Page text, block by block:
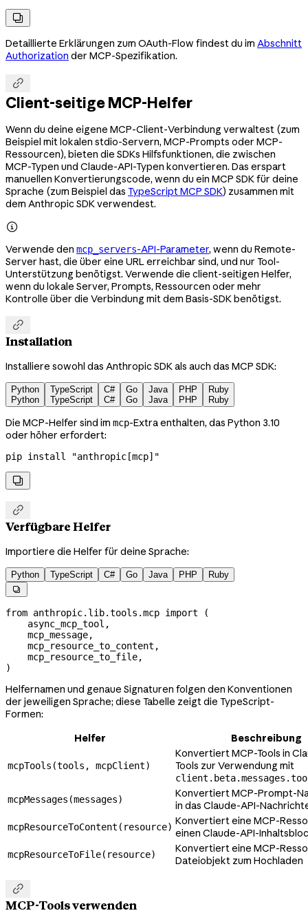

Detaillierte Erklärungen zum OAuth-Flow findest du im Abschnitt
Authorization der MCP-Spezifikation.

Client-seitige MCP-Helfer
Wenn du deine eigene MCP-Client-Verbindung verwaltest (zum
Beispiel mit lokalen stdio-Servern, MCP-Prompts oder MCP-
Ressourcen), bieten die SDKs Hilfsfunktionen, die zwischen
MCP-Typen und Claude-API-Typen konvertieren. Das erspart
manuellen Konvertierungscode, wenn du ein MCP SDK für deine
Sprache (zum Beispiel das TypeScript MCP SDK) zusammen mit
dem Anthropic SDK verwendest.

Verwende den mcp_servers-API-Parameter, wenn du Remote-
Server hast, die über eine URL erreichbar sind, und nur Tool-
Unterstützung benötigst. Verwende die client-seitigen Helfer,
wenn du lokale Server, Prompts, Ressourcen oder mehr
Kontrolle über die Verbindung mit dem Basis-SDK benötigst.

Installation
Installiere sowohl das Anthropic SDK als auch das MCP SDK:
Python
Python
TypeScript
TypeScript
C#
C#
Go
Go
Java
Java
PHP
PHP
Ruby
Ruby
Die MCP-Helfer sind im mcp-Extra enthalten, das Python 3.10
oder höher erfordert:
pip install "anthropic[mcp]"


Verfügbare Helfer
Importiere die Helfer für deine Sprache:
Python TypeScript C# Go Java PHP Ruby

from anthropic.lib.tools.mcp import (
    async_mcp_tool,
    mcp_message,
    mcp_resource_to_content,
    mcp_resource_to_file,
)
Helfernamen und genaue Signaturen folgen den Konventionen
der jeweiligen Sprache; diese Tabelle zeigt die TypeScript-
Formen:
Helfer
Beschreibung
mcpTools(tools, mcpClient)
Konvertiert MCP-Tools in
Tools zur Verwendung mit
mcpMessages(messages)
Konvertiert MCP-Prompt-
in das Claude-API-
mcpResourceToContent(resource) Konvertiert eine MCP-
einen Claude-API-
mcpResourceToFile(resource)
Konvertiert eine MCP-
Dateiobjekt zum Hochladen

MCP-Tools verwenden